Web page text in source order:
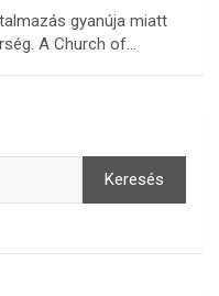
gyanúja miatt
A Church of…
Keresés